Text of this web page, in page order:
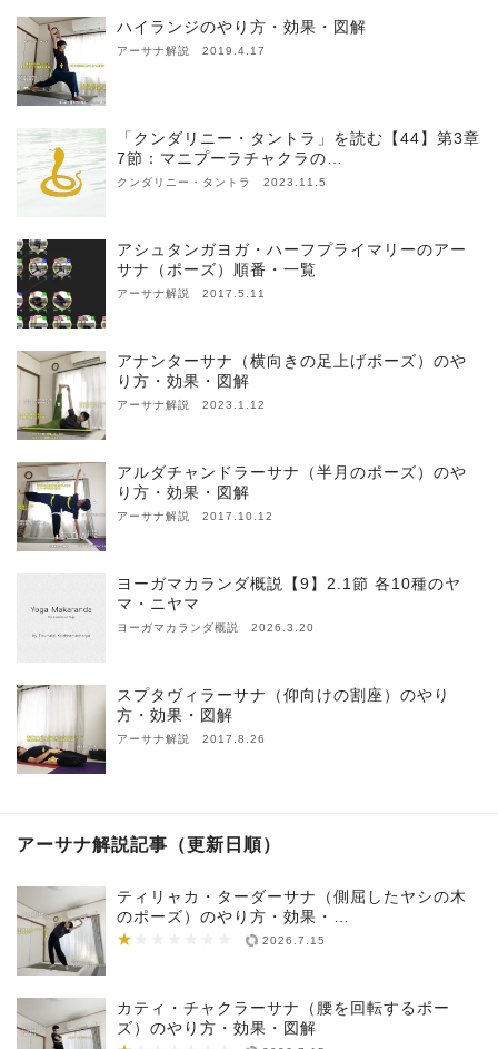
ハイランジのやり方・効果・図解
アーサナ解説 2019.4.17
「クンダリニー・タントラ」を読む【44】第3章
7節：マニプーラチャクラの…
クンダリニー・タントラ 2023.11.5
アシュタンガヨガ・ハーフプライマリーのアー
サナ（ポーズ）順番・一覧
アーサナ解説 2017.5.11
アナンターサナ（横向きの足上げポーズ）のや
り方・効果・図解
アーサナ解説 2023.1.12
アルダチャンドラーサナ（半月のポーズ）のや
り方・効果・図解
アーサナ解説 2017.10.12
ヨーガマカランダ概説【9】2.1節 各10種のヤ
マ・ニヤマ
ヨーガマカランダ概説 2026.3.20
スプタヴィラーサナ（仰向けの割座）のやり
方・効果・図解
アーサナ解説 2017.8.26
アーサナ解説記事（更新日順）
ティリャカ・ターダーサナ（側屈したヤシの木
のポーズ）のやり方・効果・…
★
★★★★★★★ 2026.7.15
カティ・チャクラーサナ（腰を回転するポー
ズ）のやり方・効果・図解